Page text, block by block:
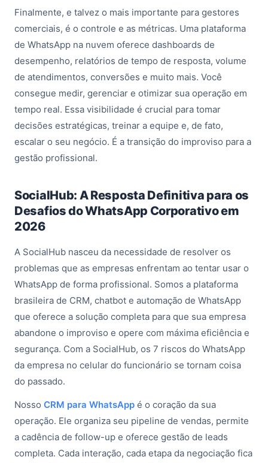
Finalmente, e talvez o mais importante para gestores
comerciais, é o controle e as métricas. Uma plataforma
de WhatsApp na nuvem oferece dashboards de
desempenho, relatórios de tempo de resposta, volume
de atendimentos, conversões e muito mais. Você
consegue medir, gerenciar e otimizar sua operação em
tempo real. Essa visibilidade é crucial para tomar
decisões estratégicas, treinar a equipe e, de fato,
escalar o seu negócio. É a transição do improviso para a
gestão profissional.
SocialHub: A Resposta Definitiva para os
Desafios do WhatsApp Corporativo em
2026
A SocialHub nasceu da necessidade de resolver os
problemas que as empresas enfrentam ao tentar usar o
WhatsApp de forma profissional. Somos a plataforma
brasileira de CRM, chatbot e automação de WhatsApp
que oferece a solução completa para que sua empresa
abandone o improviso e opere com máxima eficiência e
segurança. Com a SocialHub, os 7 riscos do WhatsApp
da empresa no celular do funcionário se tornam coisa
do passado.
Nosso CRM para WhatsApp é o coração da sua
operação. Ele organiza seu pipeline de vendas, permite
a cadência de follow-up e oferece gestão de leads
completa. Cada interação, cada etapa da negociação fica